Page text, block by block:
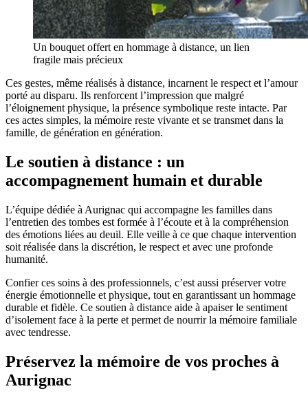
Un bouquet offert en hommage à distance, un lien
fragile mais précieux
Ces gestes, même réalisés à distance, incarnent le respect et l’amour
porté au disparu. Ils renforcent l’impression que malgré
l’éloignement physique, la présence symbolique reste intacte. Par
ces actes simples, la mémoire reste vivante et se transmet dans la
famille, de génération en génération.
Le soutien à distance : un
accompagnement humain et durable
L’équipe dédiée à Aurignac qui accompagne les familles dans
l’entretien des tombes est formée à l’écoute et à la compréhension
des émotions liées au deuil. Elle veille à ce que chaque intervention
soit réalisée dans la discrétion, le respect et avec une profonde
humanité.
Confier ces soins à des professionnels, c’est aussi préserver votre
énergie émotionnelle et physique, tout en garantissant un hommage
durable et fidèle. Ce soutien à distance aide à apaiser le sentiment
d’isolement face à la perte et permet de nourrir la mémoire familiale
avec tendresse.
Préservez la mémoire de vos proches à
Aurignac